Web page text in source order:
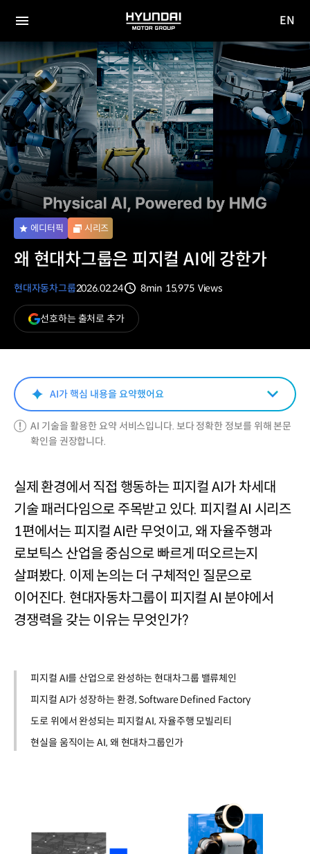
전체
메뉴
HYUNDAI
MOTOR
GROUP
사이
이동
EN
에디터픽 시리즈
왜 현대차그룹은 피지컬 AI에 강한가
현대자동차그룹2026.02.24
8min 15,975 Views
선호하는 출처로 추가(새
창
열림)
AI가 핵심 내용을 요약했어요
AI 기술을 활용한 요약 서비스입니다. 보다 정확한 정보를 위해 본문
확인을 권장합니다.
실제 환경에서 직접 행동하는 피지컬 AI가 차세대
기술 패러다임으로 주목받고 있다. 피지컬 AI 시리즈
1편에서는 피지컬 AI란 무엇이고, 왜 자율주행과
로보틱스 산업을 중심으로 빠르게 떠오르는지
살펴봤다. 이제 논의는 더 구체적인 질문으로
이어진다. 현대자동차그룹이 피지컬 AI 분야에서
경쟁력을 갖는 이유는 무엇인가?
피지컬 AI를 산업으로 완성하는 현대차그룹 밸류체인
피지컬 AI가 성장하는 환경, Software Defined Factory
도로 위에서 완성되는 피지컬 AI, 자율주행 모빌리티
현실을 움직이는 AI, 왜 현대차그룹인가